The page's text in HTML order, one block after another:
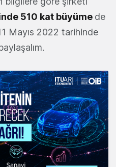
510 kat büyüme de
Mayıs 2022 tarihinde